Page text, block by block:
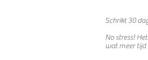
Schrikt 30
No stress!
wat meer tijd